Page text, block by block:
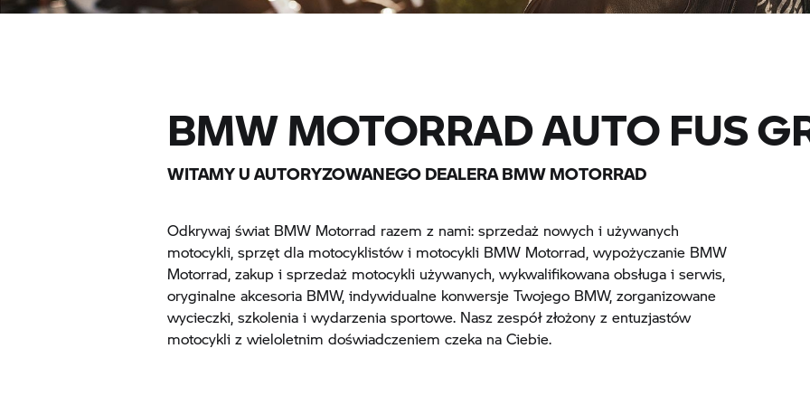
BMW MOTORRAD AUTO FUS
WITAMY U AUTORYZOWANEGO DEALERA BMW MOTORRAD
Odkrywaj świat BMW Motorrad razem z nami: sprzedaż nowych i używanych
motocykli, sprzęt dla motocyklistów i motocykli BMW Motorrad, wypożyczanie BMW
Motorrad, zakup i sprzedaż motocykli używanych, wykwalifikowana obsługa i serwis,
oryginalne akcesoria BMW, indywidualne konwersje Twojego BMW, zorganizowane
wycieczki, szkolenia i wydarzenia sportowe. Nasz zespół złożony z entuzjastów
motocykli z wieloletnim doświadczeniem czeka na Ciebie.